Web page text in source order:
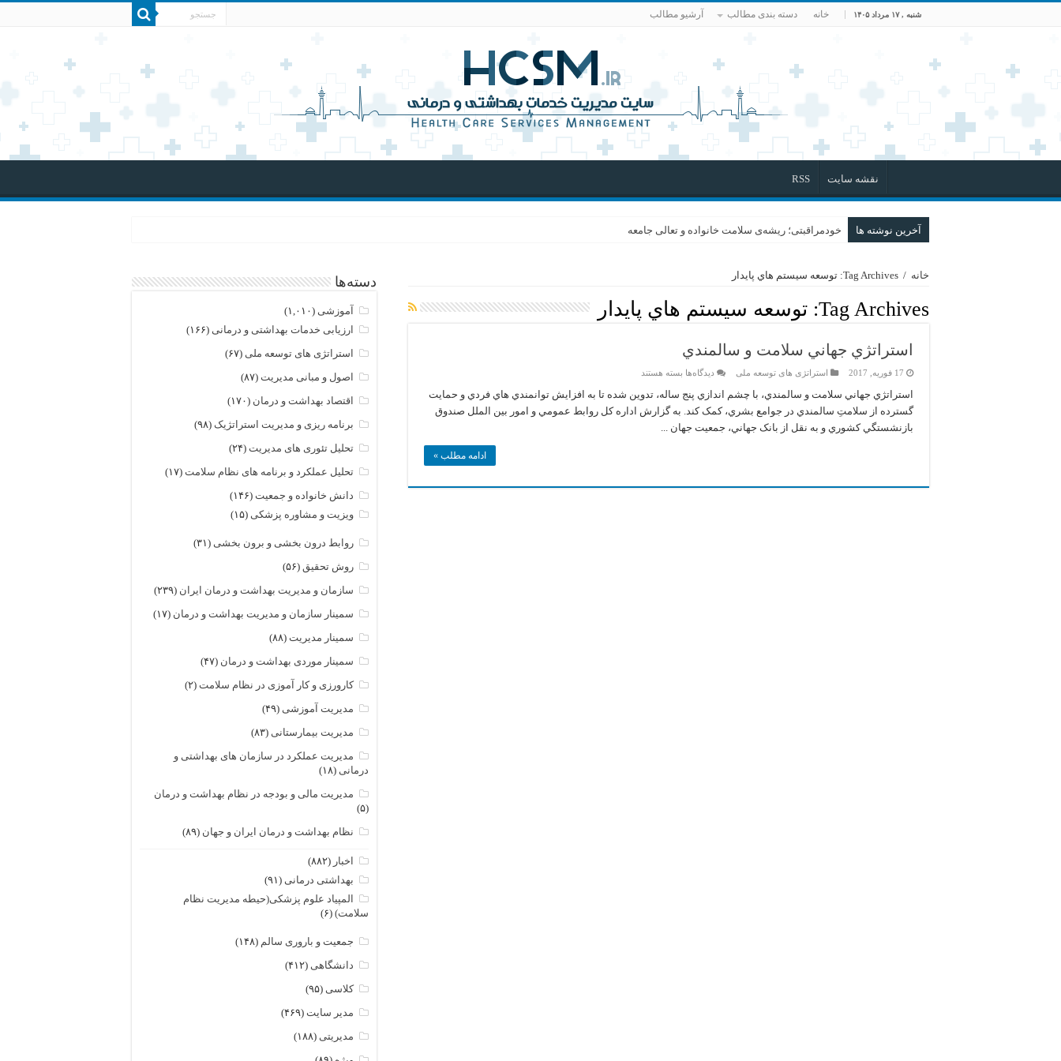
شنبه , ۱۷ مرداد ۱۴۰۵ خانه دسته بندی مطالب آرشیو مطالب
نقشه سایت RSS
آخرین نوشته ها خودمراقبتی؛ ریشه‌ی سلامت خانواده و تعالی جامعه
خانه / Tag Archives: توسعه سيستم هاي پايدار
Tag Archives: توسعه سيستم هاي پايدار
استراتژي جهاني سلامت و سالمندي
17 فوریه, 2017 استراتژی های توسعه ملی دیدگاه‌ها برای
جهاني
و
سالمندي
بسته هستند
استراتژي جهاني سلامت و سالمندي، با چشم اندازي پنج ساله، تدوين شده تا به افزايش توانمندي هاي فردي و حمايت
گسترده از سلامتِ سالمندي در جوامع بشري، کمک کند. به گزارش اداره کل روابط عمومي و امور بين الملل صندوق
بازنشستگي کشوري و به نقل از بانک جهاني، جمعيت جهان ...
ادامه مطلب »
دسته‌ها
آموزشی (۱,۰۱۰)
ارزیابی خدمات بهداشتی و درمانی (۱۶۶)
استراتژی های توسعه ملی (۶۷)
اصول و مبانی مدیریت(۸۷)
اقتصاد بهداشت و درمان (۱۷۰)
برنامه ریزی و مدیریت استراتژیک (۹۸)
تحلیل تئوری های مدیریت(۲۴)
تحلیل عملکرد و برنامه های نظام سلامت(۱۷)
دانش خانواده و جمعیت(۱۴۶)
ویزیت و مشاوره پزشکی (۱۵)
روابط درون بخشی و برون بخشی (۳۱)
روش تحقیق(۵۶)
سازمان و مدیریت بهداشت و درمان ایران (۲۳۹)
سمینار سازمان و مدیریت بهداشت و درمان (۱۷)
سمینار مدیریت(۸۸)
سمینار موردی بهداشت و درمان (۴۷)
کارورزی و کار آموزی در نظام سلامت(۲)
مدیریت آموزشی (۴۹)
مدیریت بیمارستانی (۸۳)
مدیریت عملکرد در سازمان های بهداشتی و
درمانی (۱۸)
مدیریت مالی و بودجه در نظام بهداشت و درمان
(۵)
نظام بهداشت و درمان ایران و جهان (۸۹)
اخبار (۸۸۲)
بهداشتی درمانی (۹۱)
المپیاد علوم پزشکی(حیطه مدیریت نظام
سلامت) (۶)
جمعیت و باروری سالم (۱۴۸)
دانشگاهی (۴۱۲)
کلاسی (۹۵)
مدیر سایت(۴۶۹)
مدیریتی (۱۸۸)